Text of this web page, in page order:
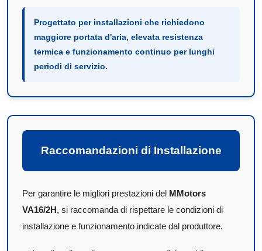
Progettato per installazioni che richiedono
maggiore portata d'aria, elevata resistenza
termica e funzionamento continuo per lunghi
periodi di servizio.
Raccomandazioni di Installazione
Per garantire le migliori prestazioni del MMotors
VA16/2H, si raccomanda di rispettare le condizioni di
installazione e funzionamento indicate dal produttore.